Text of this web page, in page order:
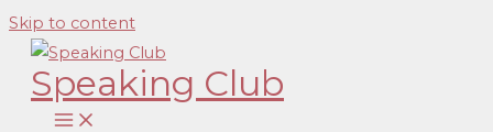
Skip to content
Speaking Club